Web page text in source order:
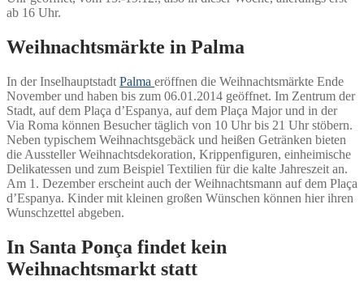
ab 16 Uhr.
Weihnachtsmärkte in Palma
In der Inselhauptstadt Palma eröffnen die Weihnachtsmärkte Ende
November und haben bis zum 06.01.2014 geöffnet. Im Zentrum der
Stadt, auf dem Plaça d’Espanya, auf dem Plaça Major und in der
Via Roma können Besucher täglich von 10 Uhr bis 21 Uhr stöbern.
Neben typischem Weihnachtsgebäck und heißen Getränken bieten
die Aussteller Weihnachtsdekoration, Krippenfiguren, einheimische
Delikatessen und zum Beispiel Textilien für die kalte Jahreszeit an.
Am 1. Dezember erscheint auch der Weihnachtsmann auf dem Plaça
d’Espanya. Kinder mit kleinen großen Wünschen können hier ihren
Wunschzettel abgeben.
In Santa Ponça findet kein
Weihnachtsmarkt statt